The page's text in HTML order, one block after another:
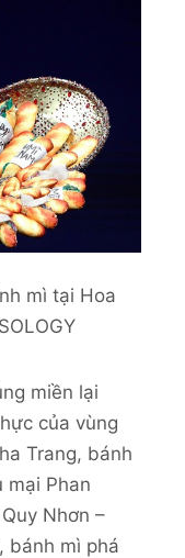
mì tại Hoa
miền lại
của vùng
Trang, bánh
mại Phan
Nhơn –
bánh mì phá